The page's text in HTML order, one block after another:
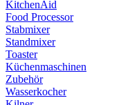
KitchenAid
Food Processor
Stabmixer
Standmixer
Toaster
Küchenmaschinen
Zubehör
Wasserkocher